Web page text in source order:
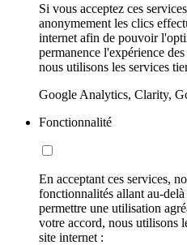
Si vous acceptez ces
anonymement les clics
internet afin de pouvoir
permanence l'expérience
nous utilisons les services
Google Analytics, Clarity,
Fonctionnalité
En acceptant ces services,
fonctionnalités allant au-
permettre une utilisation
votre accord, nous utilisons
site internet :